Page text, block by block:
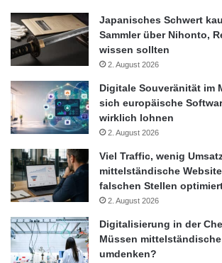
Japanisches Schwert
Sammler über Nihonto,
wissen sollten
2. August 2026
Digitale Souveränität im
sich europäische
wirklich lohnen
2. August 2026
Viel Traffic, wenig
mittelständische
falschen Stellen
2. August 2026
Digitalisierung in der
Müssen
umdenken?